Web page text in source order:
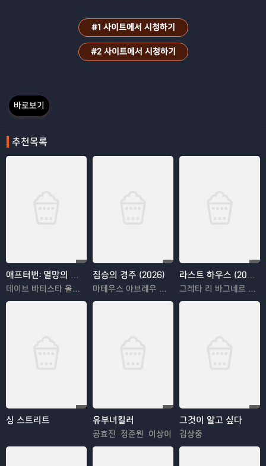
들의 새로운 이야기가 펼쳐진다!
#1 사이트에서 시청하기
#2 사이트에서 시청하기
바로보기
추천목록
애프터번: 멸망의 땅 (2025)
데이브 바티스타 올가 쿠릴렌코
짐승의 경주 (2026)
마테우스 아브레우 호드리구 산토루
라스트 하우스 (2026)
그레타 리 바그네르 모라
싱 스트리트 유부녀킬러
공효진 정준원 이상이
그것이 알고 싶다
김상중